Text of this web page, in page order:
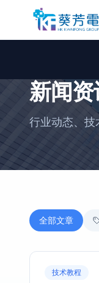
新闻
行业动态、技
全部文章
技术教程